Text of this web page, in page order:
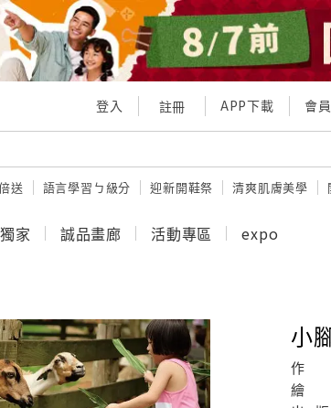
登入 註冊 APP下載 會
送 語言學習ㄅ級分 迎新開鞋祭 清爽肌膚美學
家 誠品畫廊 活動專區 expo
小
作
繪